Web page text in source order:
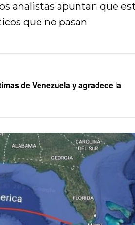
analistas apuntan que
que no pasan
de Venezuela y agradece la